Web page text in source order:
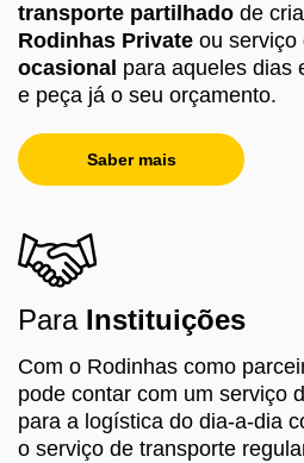
transporte partilhado de
Rodinhas Private ou serviço
ocasional para aqueles dias
e peça já o seu orçamento.
Saber mais
Para Instituições
Com o Rodinhas como
pode contar com um serviço
para a logística do dia-a-dia
o serviço de transporte